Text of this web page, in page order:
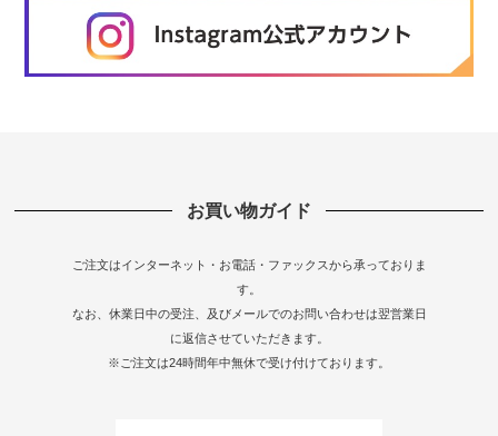
お買い物ガイド
ご注文はインターネット・お電話・ファックスから承っておりま
す。
なお、休業日中の受注、及びメールでのお問い合わせは翌営業日
に返信させていただきます。
※ご注文は24時間年中無休で受け付けております。